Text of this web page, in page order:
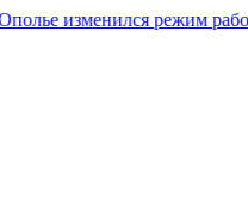
изменился режим работы.